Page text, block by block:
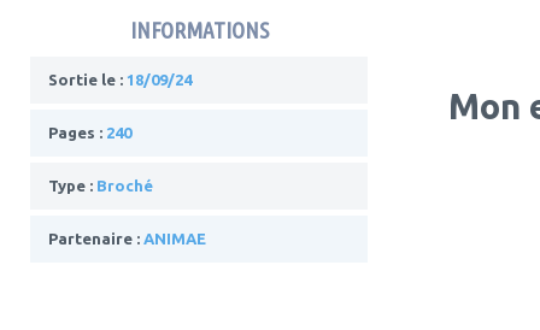
INFORMATIONS
Sortie le : 18/09/24
Pages : 240
Type : Broché
Partenaire : ANIMAE
Mon